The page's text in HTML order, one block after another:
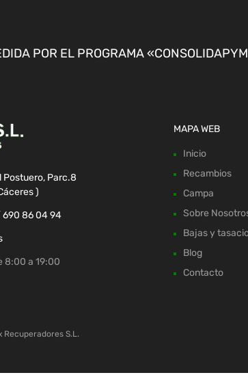
POR EL PROGRAMA
Postuero, Parc.8
)
690 86 04 94
8:00 a 19:00
MAPA WEB
Inicio
Recambios
Campa
Sobre
Bajas y
Blog
Contacto
Recuperadores S.L.